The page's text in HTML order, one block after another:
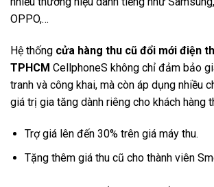
OPPO,…
Hệ thống cửa hàng thu cũ đổi mới điện
TPHCM CellphoneS không chỉ đảm bảo
tranh và công khai, mà còn áp dụng nhiều
giá trị gia tăng dành riêng cho khách hàng
Trợ giá lên đến 30% trên giá máy thu.
Tặng thêm giá thu cũ cho thành viên